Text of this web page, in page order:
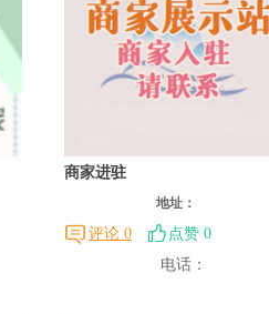
商家进驻
地址：
评论 0
点赞 0
电话：